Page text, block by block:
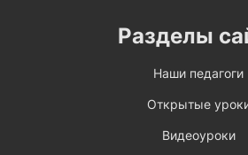
Разделы
Наши педагоги
Открытые
Видеоуроки